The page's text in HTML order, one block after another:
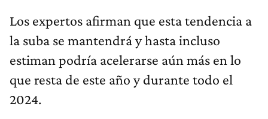
Los expertos afirman que esta tendencia a
la suba se mantendrá y hasta incluso
estiman podría acelerarse aún más en lo
que resta de este año y durante todo el
2024.